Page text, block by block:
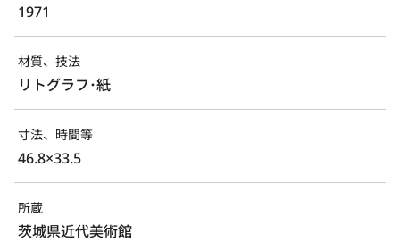
1971
材質、技法
リトグラフ･紙
寸法、時間等
46.8×33.5
所蔵
茨城県近代美術館